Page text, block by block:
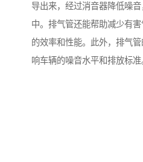
导出来，经过消音器降低噪
中。排气管还能帮助减少有
的效率和性能。此外，排气
响车辆的噪音水平和排放标准